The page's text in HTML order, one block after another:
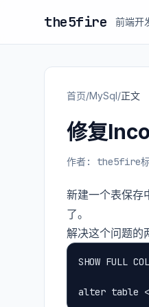
the5fire 前端开
首页/MySql/正文
修复
作者: the5fire
新建一个表保存
了。
解决这个问题的
SHOW FULL